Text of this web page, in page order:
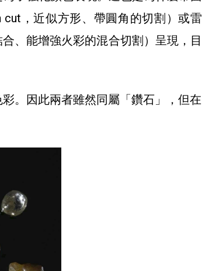
cut，近似方形、帶圓角的切割）或雷
、能增強火彩的混合切割）呈現，目
。因此兩者雖然同屬「鑽石」，但在